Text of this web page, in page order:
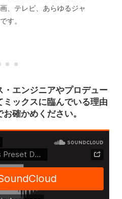
、テレビ、あらゆるジャ
す。
エンジニアやプロデュー
ックスに臨んでいる理由
確かめください。